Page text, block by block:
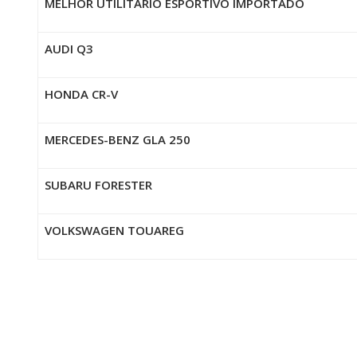
MELHOR UTILITÁRIO ESPORTIVO IMPORTADO
AUDI Q3
HONDA CR-V
MERCEDES-BENZ GLA 250
SUBARU FORESTER
VOLKSWAGEN TOUAREG